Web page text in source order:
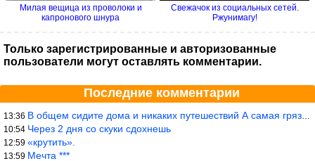
Милая вещица из проволоки и
капронового шнура
Свежачок из социальных сетей.
Ржунимагу!
Только зарегистрированные и авторизованные
пользователи могут оставлять комментарии.
Последние комментарии
13:36 В общем сидите дома и никаких путешествий А самая грязная в от
10:54 Через 2 дня со скуки сдохнешь
12:59 «крутить».
13:59 Мечта ***